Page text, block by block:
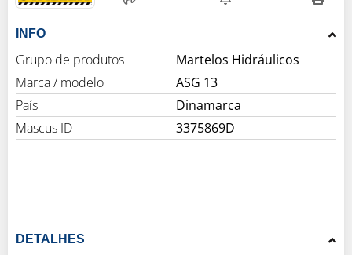
INFO
Grupo de produtos
Martelos Hidráulicos
Marca / modelo
ASG 13
País
Dinamarca
Mascus ID
3375869D
DETALHES